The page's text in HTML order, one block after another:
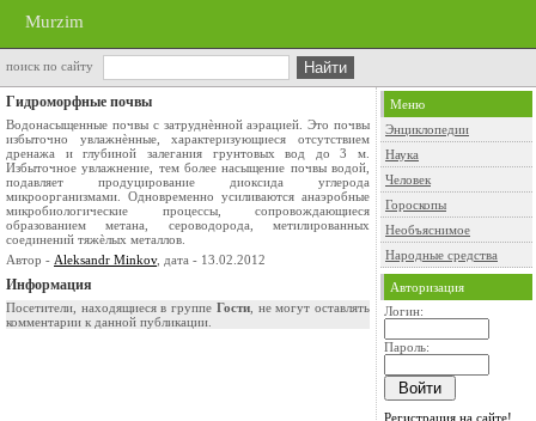
Murzim
поиск по сайту
Гидроморфные почвы
Водонасыщенные почвы с затруднѐнной аэрацией. Это почвы
избыточно увлажнѐнные, характеризующиеся отсутствием
дренажа и глубиной залегания грунтовых вод до 3 м.
Избыточное увлажнение, тем более насыщение почвы водой,
подавляет продуцирование диоксида углерода
микроорганизмами. Одновременно усиливаются анаэробные
микробиологические процессы, сопровождающиеся
образованием метана, сероводорода, метилированных
соединений тяжѐлых металлов.
Автор - Aleksandr Minkov, дата - 13.02.2012
Информация
Посетители, находящиеся в группе Гости, не могут оставлять
комментарии к данной публикации.
Меню
Энциклопедии
Наука
Человек
Гороскопы
Необъяснимое
Народные средства
Авторизация
Логин:
Пароль:
Регистрация на сайте!